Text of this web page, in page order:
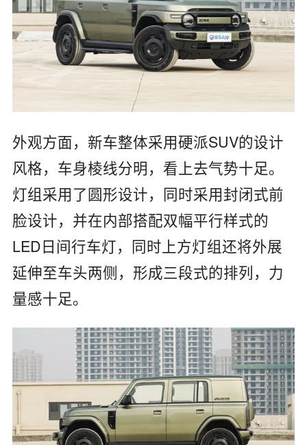
外观方面，新车整体采用硬派SUV的设计
风格，车身棱线分明，看上去气势十足。
灯组采用了圆形设计，同时采用封闭式前
脸设计，并在内部搭配双幅平行样式的
LED日间行车灯，同时上方灯组还将外展
延伸至车头两侧，形成三段式的排列，力
量感十足。